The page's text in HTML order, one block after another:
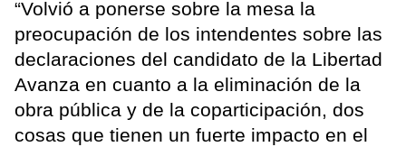
“Volvió a ponerse sobre la mesa la
preocupación de los intendentes sobre las
declaraciones del candidato de la Libertad
Avanza en cuanto a la eliminación de la
obra pública y de la coparticipación, dos
cosas que tienen un fuerte impacto en el